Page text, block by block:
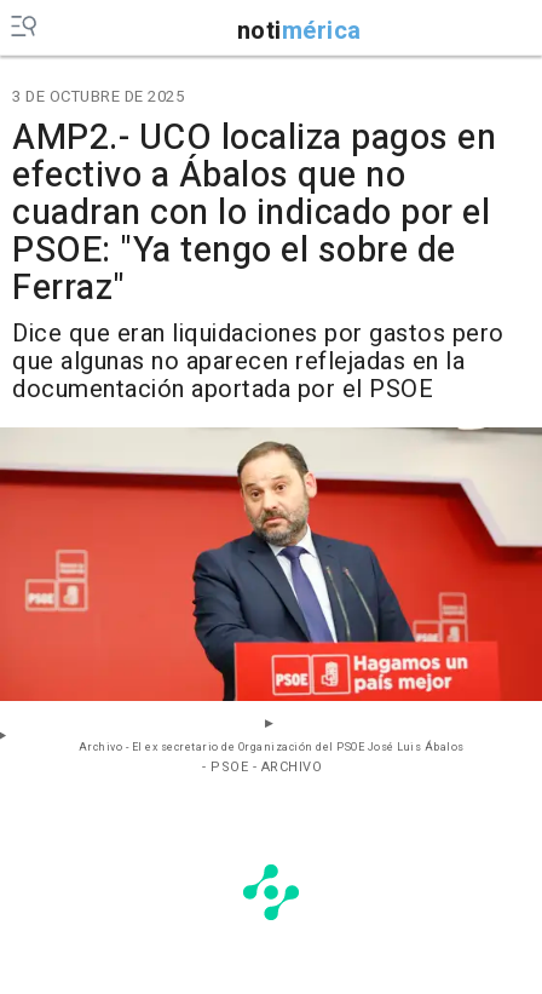
notimérica
3 DE OCTUBRE DE 2025
AMP2.- UCO localiza pagos en
efectivo a Ábalos que no
cuadran con lo indicado por el
PSOE: "Ya tengo el sobre de
Ferraz"
Dice que eran liquidaciones por gastos pero
que algunas no aparecen reflejadas en la
documentación aportada por el PSOE
Archivo - El ex secretario de Organización del PSOE José Luis Ábalos
- PSOE - ARCHIVO